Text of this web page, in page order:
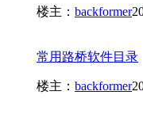
楼主： backformer
常用路桥软件目录
楼主： backformer